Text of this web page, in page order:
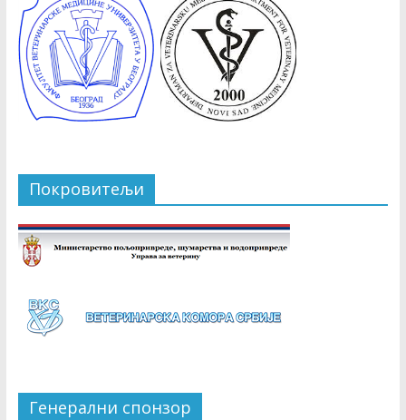
Покровитељи
Генерални спонзор